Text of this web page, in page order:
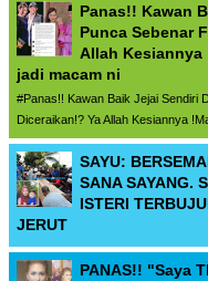
Panas!! Kawan
Punca Sebenar
Allah Kesiannya
jadi macam ni
#Panas!! Kawan Baik Jejai Sendiri
Diceraikan!? Ya Allah Kesiannya
SAYU:
SANA SAYANG.
ISTERI
JERUT
PANAS!! "Saya